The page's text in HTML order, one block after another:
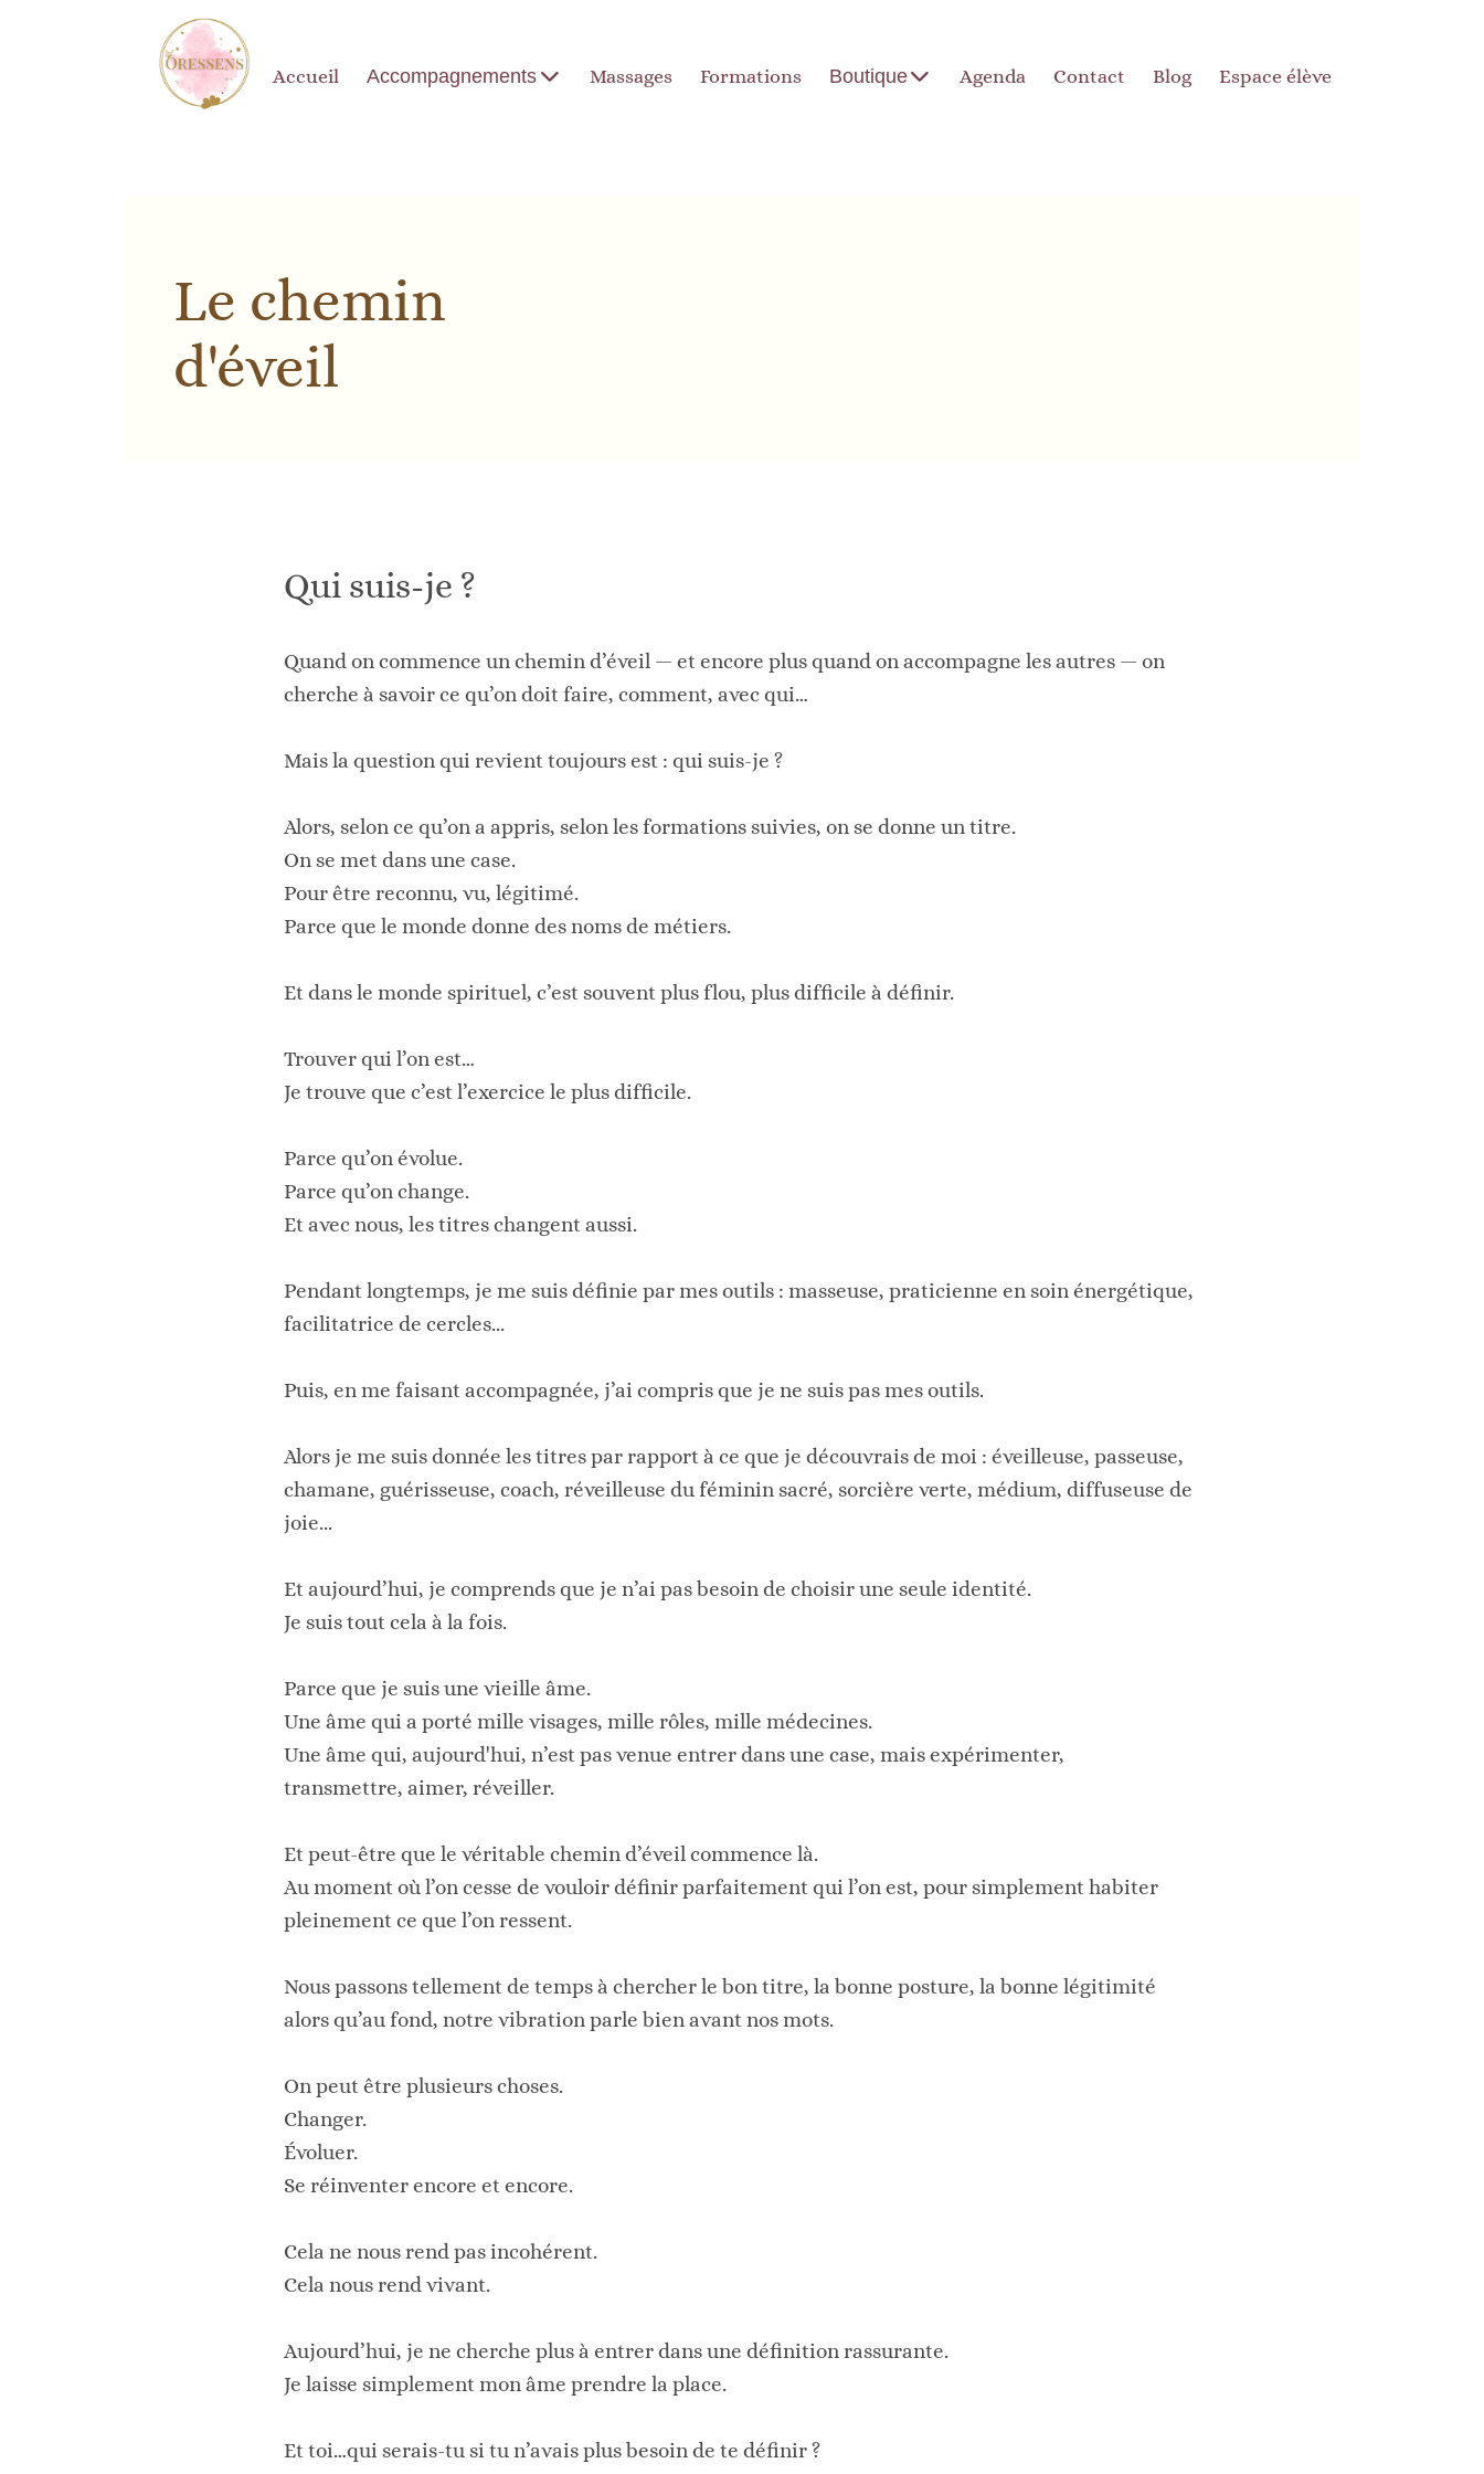
Accueil Accompagnements Massages Formations Boutique Agenda Contact Blog Espace élève
Le chemin
d'éveil
Qui suis-je ?
Quand on commence un chemin d’éveil — et encore plus quand on accompagne les autres — on
cherche à savoir ce qu’on doit faire, comment, avec qui…
Mais la question qui revient toujours est : qui suis-je ?
Alors, selon ce qu’on a appris, selon les formations suivies, on se donne un titre.
On se met dans une case.
Pour être reconnu, vu, légitimé.
Parce que le monde donne des noms de métiers.
Et dans le monde spirituel, c’est souvent plus flou, plus difficile à définir.
Trouver qui l’on est…
Je trouve que c’est l’exercice le plus difficile.
Parce qu’on évolue.
Parce qu’on change.
Et avec nous, les titres changent aussi.
Pendant longtemps, je me suis définie par mes outils : masseuse, praticienne en soin énergétique,
facilitatrice de cercles...
Puis, en me faisant accompagnée, j’ai compris que je ne suis pas mes outils.
Alors je me suis donnée les titres par rapport à ce que je découvrais de moi : éveilleuse, passeuse,
chamane, guérisseuse, coach, réveilleuse du féminin sacré, sorcière verte, médium, diffuseuse de
joie...
Et aujourd’hui, je comprends que je n’ai pas besoin de choisir une seule identité.
Je suis tout cela à la fois.
Parce que je suis une vieille âme.
Une âme qui a porté mille visages, mille rôles, mille médecines.
Une âme qui, aujourd'hui, n’est pas venue entrer dans une case, mais expérimenter,
transmettre, aimer, réveiller.
Et peut-être que le véritable chemin d’éveil commence là.
Au moment où l’on cesse de vouloir définir parfaitement qui l’on est, pour simplement habiter
pleinement ce que l’on ressent.
Nous passons tellement de temps à chercher le bon titre, la bonne posture, la bonne légitimité
alors qu’au fond, notre vibration parle bien avant nos mots.
On peut être plusieurs choses.
Changer.
Évoluer.
Se réinventer encore et encore.
Cela ne nous rend pas incohérent.
Cela nous rend vivant.
Aujourd’hui, je ne cherche plus à entrer dans une définition rassurante.
Je laisse simplement mon âme prendre la place.
Et toi…qui serais-tu si tu n’avais plus besoin de te définir ?